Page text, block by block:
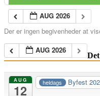
AUG 2026
Der er ingen begivenheder at
AUG 2026
AUG
12
heldags Byfest